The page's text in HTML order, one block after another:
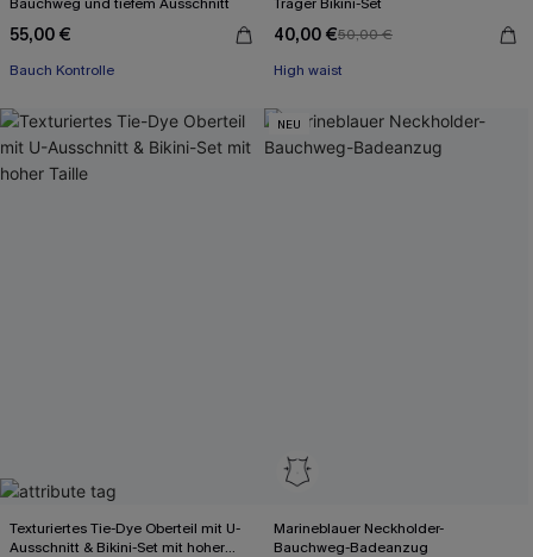
55,00 €
Bauch Kontrolle
40,00 €50,00 €
High waist
Texturiertes Tie-Dye Oberteil mit U-
Ausschnitt & Bikini-Set mit hoher
NEU
Marineblauer Neckholder-
Bauchweg-Badeanzug